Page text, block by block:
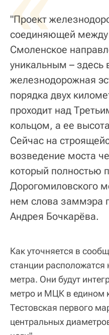
"Проект
соединяющей между
Смоленское
уникальным – здесь
железнодорожная
порядка двух
проходит над
кольцом, а ее
Сейчас на
возведение моста
который полностью
Дорогомиловского
нем слова заммэра
Андрея Бочкарёва.
Как уточняется в
станции расположатся
метра. Они будут
метро и МЦК в едином
Тестовская первого
центральных